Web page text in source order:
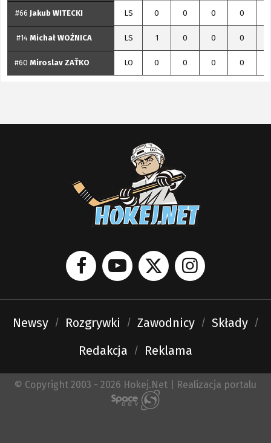
#66 Jakub WITECKI LS 0 0 0 0
#14 Michał WOŹNICA LS 1 0 0 0
#60 Miroslav ZAŤKO LO 0 0 0 0
Newsy Rozgrywki Zawodnicy
Składy
Redakcja
Reklama
© Copyright 2003 - 2026 Hokej.Net | Realizacja portalu